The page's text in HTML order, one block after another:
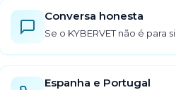
Conversa honesta
Se o KYBERVET não é para
Espanha e Portugal